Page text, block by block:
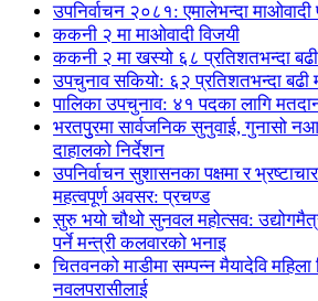
उपनिर्वाचन २०८१: एमालेभन्दा माओवादी
ककनी २ मा माओवादी विजयी
ककनी २ मा खस्यो ६८ प्रतिशतभन्दा
उपचुनाव सकियो: ६२ प्रतिशतभन्दा
पालिका उपचुनाव: ४१ पदका लागि
भरतपुुरमा सार्वजनिक सुनुवाई, गुनासो
दाहालको निर्देशन
उपनिर्वाचन सुशासनका पक्षमा र
महत्वपूर्ण अवसर: प्रचण्ड
सुरु भयो चौथो सुनवल महोत्सव:
पर्ने मन्त्री कलवारको भनाइ
चितवनको माडीमा सम्पन्न मैयादेवि
नवलपरासीलाई